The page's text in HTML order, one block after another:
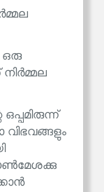
ഒരു